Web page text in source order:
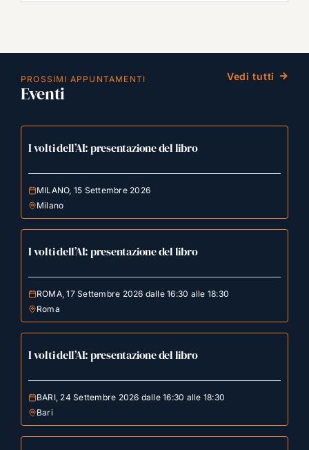
PROSSIMI APPUNTAMENTI
Eventi
Vedi tutti
I volti dell’AI: presentazione del libro
MILANO, 15 Settembre 2026
Milano
I volti dell’AI: presentazione del libro
ROMA, 17 Settembre 2026 dalle 16:30 alle 18:30
Roma
I volti dell’AI: presentazione del libro
BARI, 24 Settembre 2026 dalle 16:30 alle 18:30
Bari